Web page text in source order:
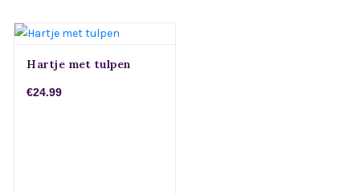
Hartje met tulpen
€24.99